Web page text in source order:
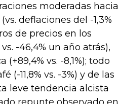
moderadas hacia
deflaciones del -1,3%
de precios en los
-46,4% un año atrás),
vs. -8,1%); todo
11,8% vs. -3%) y de las
leve tendencia alcista